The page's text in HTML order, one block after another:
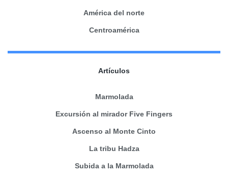
América del norte
Centroamérica
Artículos
Marmolada
Excursión al mirador Five Fingers
Ascenso al Monte Cinto
La tribu Hadza
Subida a la Marmolada